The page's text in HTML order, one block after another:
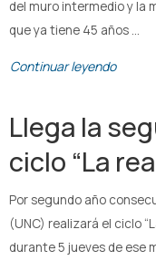
del muro intermedio y la
que ya tiene 45 años …
Continuar leyendo
Llega la
ciclo “La
Por segundo año
(UNC) realizará el ciclo
durante 5 jueves de ese